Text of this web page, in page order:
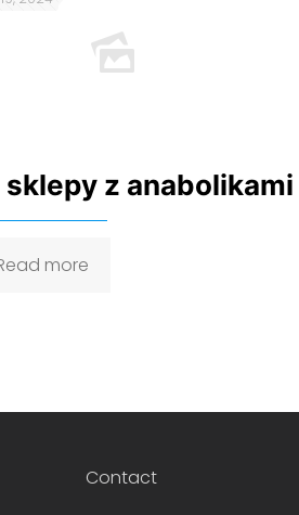
sklepy z anabolikami
more
Contact